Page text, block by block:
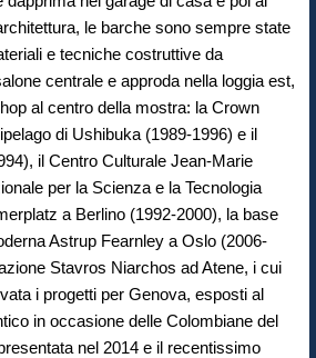
le barche sono sempre state
e tecniche costruttive da
centrale e approda nella loggia est,
al centro della mostra: la Crown
di Ushibuka (1989-1996) e il
il Centro Culturale Jean-Marie
per la Scienza e la Tecnologia
a Berlino (1992-2000), la base
Astrup Fearnley a Oslo (2006-
Stavros Niarchos ad Atene, i cui
i progetti per Genova, esposti al
in occasione delle Colombiane del
nel 2014 e il recentissimo